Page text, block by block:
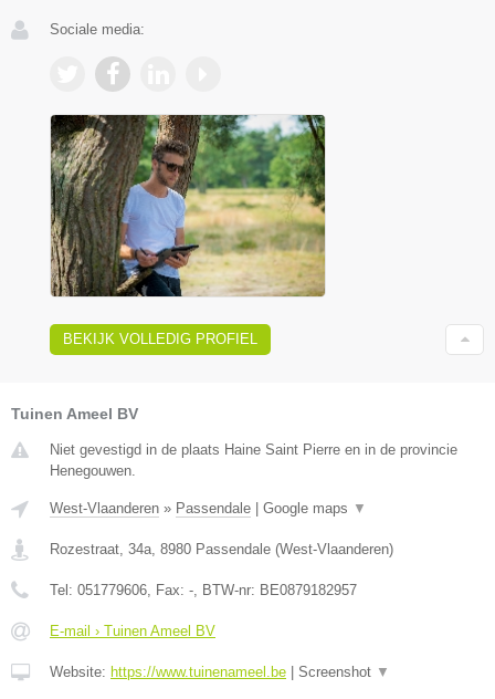
Sociale media:
BEKIJK VOLLEDIG PROFIEL
Tuinen Ameel BV
Niet gevestigd in de plaats Haine Saint Pierre en in de provincie
Henegouwen.
West-Vlaanderen » Passendale Google maps ▼
Rozestraat, 34a, 8980 Passendale (West-Vlaanderen)
Tel: 051779606, Fax: -, BTW-nr: BE0879182957
E-mail › Tuinen Ameel BV
Website: https://www.tuinenameel.be Screenshot ▼